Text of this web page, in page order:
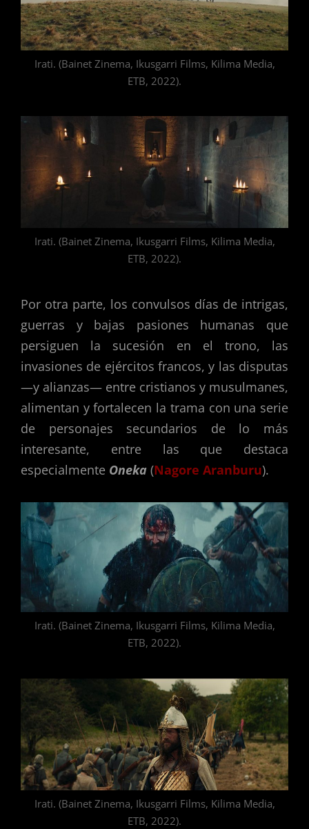
Irati. (Bainet Zinema, Ikusgarri Films, Kilima Media,
ETB, 2022).
Irati. (Bainet Zinema, Ikusgarri Films, Kilima Media,
ETB, 2022).
Por otra parte, los convulsos días de intrigas,
guerras y bajas pasiones humanas que
persiguen la sucesión en el trono, las
invasiones de ejércitos francos, y las disputas
—y alianzas— entre cristianos y musulmanes,
alimentan y fortalecen la trama con una serie
de personajes secundarios de lo más
interesante, entre las que destaca
especialmente Oneka (Nagore Aranburu).
Irati. (Bainet Zinema, Ikusgarri Films, Kilima Media,
ETB, 2022).
Irati. (Bainet Zinema, Ikusgarri Films, Kilima Media,
ETB, 2022).